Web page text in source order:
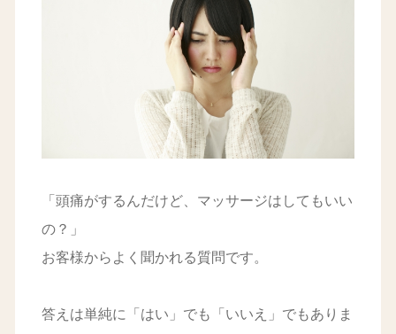
「頭痛がするんだけど、マッサージはしてもいい
の？」
お客様からよく聞かれる質問です。
答えは単純に「はい」でも「いいえ」でもありま